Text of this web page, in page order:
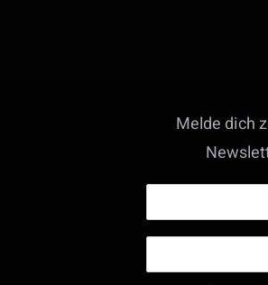
Melde dich